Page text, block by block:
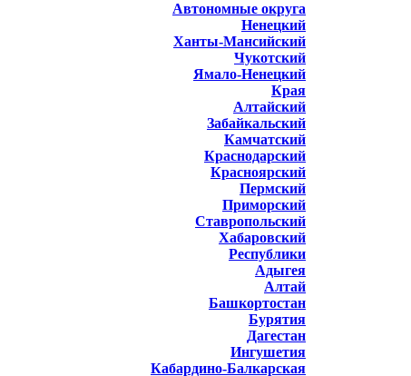
Автономные округа
Ненецкий
Ханты-Мансийский
Чукотский
Ямало-Ненецкий
Края
Алтайский
Забайкальский
Камчатский
Краснодарский
Красноярский
Пермский
Приморский
Ставропольский
Хабаровский
Республики
Адыгея
Алтай
Башкортостан
Бурятия
Дагестан
Ингушетия
Кабардино-Балкарская